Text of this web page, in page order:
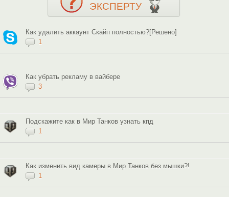
ЭКСПЕРТУ
Как удалить аккаунт Скайп полностью?[Решено]
1
Как убрать рекламу в вайбере
3
Подскажите как в Мир Танков узнать кпд
1
Как изменить вид камеры в Мир Танков без мышки?!
1